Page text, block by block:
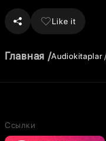
Like it
Главная Audiokitaplar
Ссылки